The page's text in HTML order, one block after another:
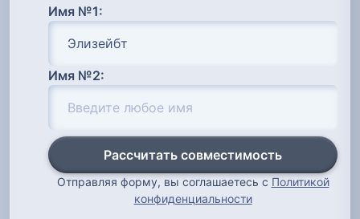
Имя №1:
Имя №2:
Рассчитать совместимость
Отправляя форму, вы соглашаетесь с Политикой
конфиденциальности